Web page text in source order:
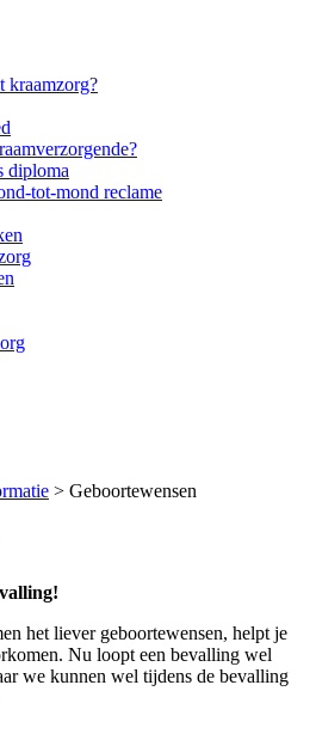
kraamzorg?
diploma
tot-mond reclame
> Geboortewensen
het liever geboortewensen, helpt je
Nu loopt een bevalling wel
we kunnen wel tijdens de bevalling